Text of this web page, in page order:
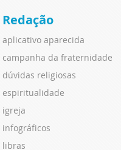
Redação
aplicativo aparecida
campanha da fraternidade
dúvidas religiosas
espiritualidade
igreja
infográficos
libras